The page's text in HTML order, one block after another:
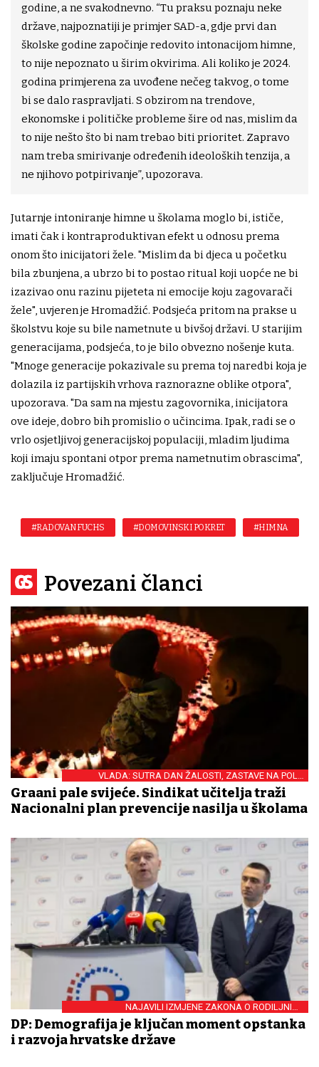
godine, a ne svakodnevno. “Tu praksu poznaju neke
države, najpoznatiji je primjer SAD-a, gdje prvi dan
školske godine započinje redovito intonacijom himne,
to nije nepoznato u širim okvirima. Ali koliko je 2024.
godina primjerena za uvođene nečeg takvog, o tome
bi se dalo raspravljati. S obzirom na trendove,
ekonomske i političke probleme šire od nas, mislim da
to nije nešto što bi nam trebao biti prioritet. Zapravo
nam treba smirivanje određenih ideoloških tenzija, a
ne njihovo potpirivanje”, upozorava.
Jutarnje intoniranje himne u školama moglo bi, ističe,
imati čak i kontraproduktivan efekt u odnosu prema
onom što inicijatori žele. "Mislim da bi djeca u početku
bila zbunjena, a ubrzo bi to postao ritual koji uopće ne bi
izazivao onu razinu pijeteta ni emocije koju zagovarači
žele", uvjeren je Hromadžić. Podsjeća pritom na prakse u
školstvu koje su bile nametnute u bivšoj državi. U starijim
generacijama, podsjeća, to je bilo obvezno nošenje kuta.
"Mnoge generacije pokazivale su prema toj naredbi koja je
dolazila iz partijskih vrhova raznorazne oblike otpora",
upozorava. "Da sam na mjestu zagovornika, inicijatora
ove ideje, dobro bih promislio o učincima. Ipak, radi se o
vrlo osjetljivoj generacijskoj populaciji, mladim ljudima
koji imaju spontani otpor prema nametnutim obrascima",
zaključuje Hromadžić.
#RADOVAN FUCHS #DOMOVINSKI POKRET #HIMNA
Povezani članci
VLADA: SUTRA DAN ŽALOSTI, ZASTAVE NA POLA
KOPLJA
Građani pale svijeće. Sindikat učitelja traži
Nacionalni plan prevencije nasilja u školama
NAJAVILI IZMJENE ZAKONA O RODILJNIM I
RODITELJSKIM POTPORAMA
DP: Demografija je ključan moment opstanka
i razvoja hrvatske države